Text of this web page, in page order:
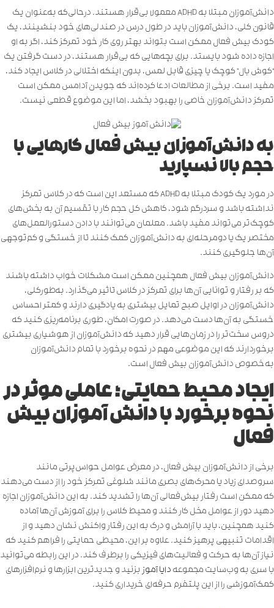
دانش‌آموزان مبتلا به ADHD معمولا بی‌قرار هستند. درحالی‌که به‌عنوان یک
قانون کلی، دانش‌آموزان باید در طول درس در صندلی‌های خود بنشینند، یک
کودک بیش فعال ممکن است بتواند بهتر روی کار خود تمرکز کند، اگر به او
اجازه داده شود بایستد. برای بچه‌هایی که بی‌قرار هستند، در دست گرفتن یک
“کوش بال” کوچک یا چیزی قابل لمس، بدون اینکه اختلالی در کلاس ایجاد کند،
مفید است. برخی از مطالعات ادعا کرده‌اند که جویدن آدامس ممکن است
تمرکز دانش‌آموزان خاصی را بهبود بخشد، اما این موضوع قطعی نیست.
به دانش‌آموزان بیش فعال کارهایی با
حجم بالا نسپارید
در مورد یک کودک مبتلا به ADHD که مستعد این است که در کلاس تمرکز
نداشته باشد و سردرگم شود، کاهش کل حجم کار با تقسیم آن به بخش‌های
‌کوچک‌تر می‌تواند مفید باشد. معلمان می‌توانند با دادن دستورالعمل‌های
مختصر یک یا دومرحله‌ای به دانش‌آموزان کمک کنند تا از خستگی و کم‌توجهی
آن‌ها جلوگیری کنند.
دانش‌آموزان بیش فعال همچنین ممکن است مشکلات خواب داشته باشند
که بر رفتار و توانایی آن‌ها برای تمرکز در کلاس تاثیر می‌گذارد. به‌طورکلی،
دانش‌آموزان در اوایل صبح تمایل بیشتری به یادگیری دارند و کمتر احساس
خستگی به آن‌ها دست می‌دهد. در صورت امکان، طوری برنامه‌ریزی کنید که
دروس سخت‌تر را در زمان‌هایی قرار دهید که دانش‌آموزان از هوشیاری بیشتری
برخوردارند که این موضوعی مهم در نحوه برخورد با تمام دانش‌آموزان
به‌خصوص دانش‌آموزان بیش فعال است.
ایجاد محیط حمایتی؛ عاملی موثر در
نحوه برخورد با دانش آموزان بیش
فعال
برخی از دانش‌آموزان بیش فعال، در معرض عوامل حواس‌پرتی مانند
سروصدای زیاد یا محرک‌های ‌بصری مانند شلوغی تمرکز خود را از دست می‌دهند
که ممکن است رفتار بیش‌فعالی آن‌ها را تشدید کند. به این دانش‌آموزان اجازه
دهید دور از عوامل مخل کار کنند و محیط کلاس را برای آموزش آن‌ها آماده
کنید همچنین، باید با آرامش و درک به این رفتار واکنش نشان دهید و از
اقدامات تنبیهی پرهیز کنید. علاوه بر این، محیطی حمایتی را فراهم کنید که
نیاز آن‌ها به حرکت و فعالیت‌های ‌فیزیکی را برطرف کند. در این رابطه می‌توانید
با سری به وب‌سایت مجموعهدایا آموزبزنید و جدیدترین ابزارها و نرم‌افزارهای
کمک‌آموزشی را از این پلتفرم حرفه‌ای خریداری کنید.